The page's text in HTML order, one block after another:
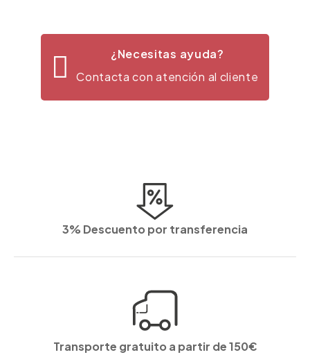
¿Necesitas ayuda?
Contacta con atención al cliente
3% Descuento por transferencia
Transporte gratuito a partir de 150€